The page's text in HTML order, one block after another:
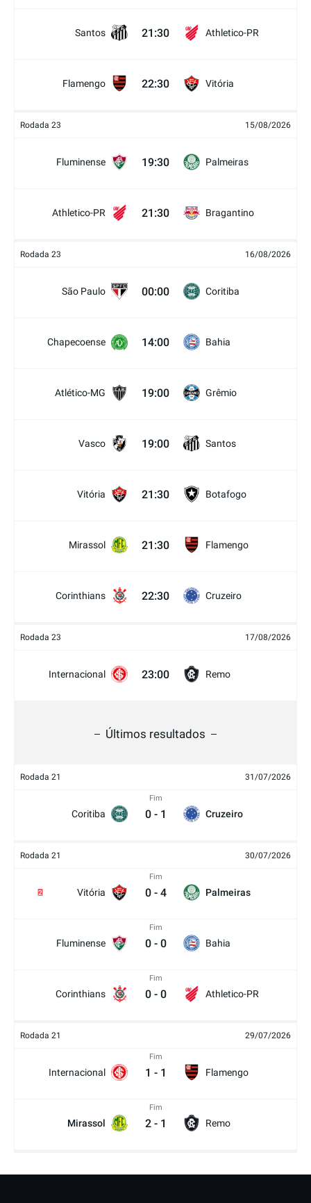
Santos 21:30 Athletico-PR
Flamengo 22:30 Vitória
Rodada 23 15/08/2026
Fluminense 19:30 Palmeiras
Athletico-PR 21:30 Bragantino
Rodada 23 16/08/2026
São Paulo 00:00 Coritiba
Chapecoense 14:00 Bahia
Atlético-MG 19:00 Grêmio
Vasco 19:00 Santos
Vitória 21:30 Botafogo
Mirassol 21:30 Flamengo
Corinthians 22:30 Cruzeiro
Rodada 23 17/08/2026
Internacional 23:00 Remo
Últimos resultados
Rodada 21 31/07/2026
Coritiba
Fim
0 - 1 Cruzeiro
Rodada 21 30/07/2026
Vitória
2
Fim
0 - 4 Palmeiras
Fluminense
Fim
0 - 0 Bahia
Corinthians
Fim
0 - 0 Athletico-PR
Rodada 21 29/07/2026
Internacional
Fim
1 - 1 Flamengo
Mirassol
Fim
2 - 1 Remo